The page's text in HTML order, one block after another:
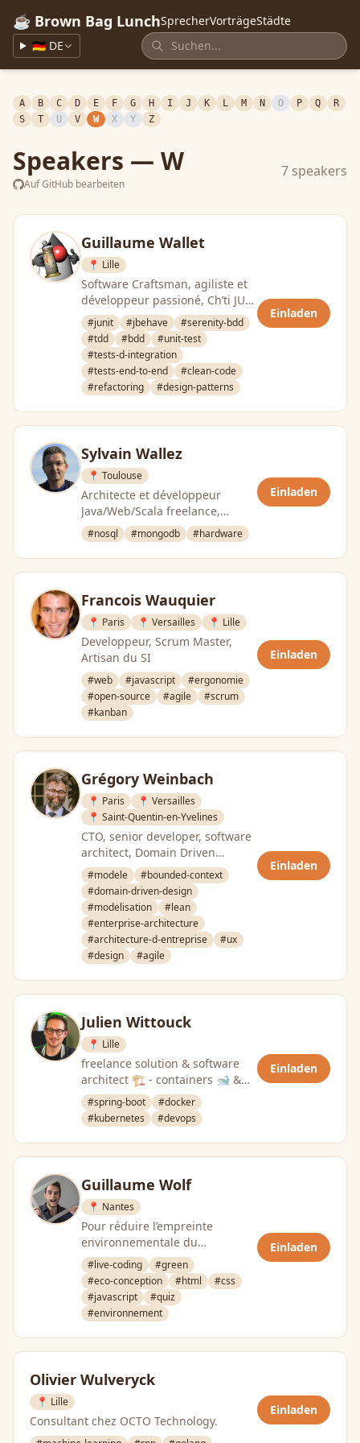
☕ Brown Bag LunchSprecherVorträgeStädte
🇩🇪 DE
A B C D E F G H I J K L M N O P Q
R
S
T U V W X Y Z
Speakers — W
Auf GitHub bearbeiten
7 speakers
Guillaume Wallet
📍 Lille
Software Craftsman, agiliste et
développeur passioné, Ch’ti JUG
zealot, clean code addict,
zythophile
#junit #jbehave
#serenity-bdd
#tdd
#bdd
#unit-test
#tests-d-integration
#tests-end-to-end
#clean-code
#refactoring
#design-patterns
Einladen
Sylvain Wallez
📍 Toulouse
Architecte et développeur
Java/Web/Scala freelance,
startuper invétéré
#nosql #mongodb #hardware
Einladen
Francois Wauquier
📍 Paris 📍 Versailles 📍 Lille
Developpeur, Scrum Master,
Artisan du SI
#web #javascript
#ergonomie
#open-source
#agile
#scrum
#kanban
Einladen
Grégory Weinbach
📍 Paris
📍 Versailles
📍 Saint-Quentin-en-Yvelines
CTO, senior developer, software
architect, Domain Driven
Designer, modelling addict
#modele
#bounded-context
#domain-driven-design
#modelisation
#lean
#enterprise-architecture
#architecture-d-entreprise
#ux
#design
#agile
Einladen
Julien Wittouck
📍 Lille
freelance solution & software
architect 🏗️ - containers 🐋 &
linux 🐧 💙 - teacher & trainer
🎓 @univ-lille.fr - …
#spring-boot
#docker
#kubernetes
#devops
Einladen
Guillaume Wolf
📍 Nantes
Pour réduire l’empreinte
environnementale du
numérique
#live-coding
#green
#eco-conception
#html
#css
#javascript
#quiz
#environnement
Einladen
Olivier Wulveryck
📍 Lille
Consultant chez OCTO Technology.
Einladen